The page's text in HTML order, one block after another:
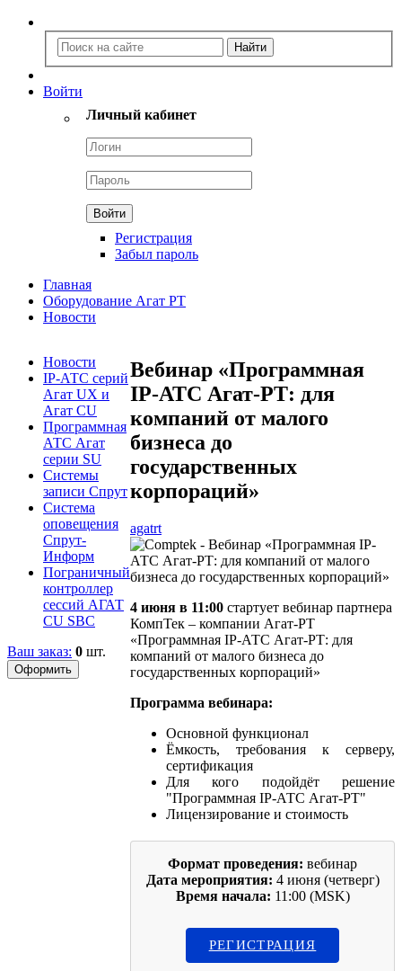
Войти
Личный кабинет
Регистрация
Забыл пароль
Главная
Оборудование Агат РТ
Новости
Новости
IP-АТС серий
Агат UX и
Агат CU
Программная
АТС Агат
серии SU
Системы
записи Спрут
Система
оповещения
Спрут-
Информ
Пограничный
контроллер
сессий AГАТ
CU SBC
Ваш заказ: 0 шт.
Вебинар «Программная
IP-АТС Агат-РТ: для
компаний от малого
бизнеса до
государственных
корпораций»
agatrt
4 июня в 11:00 стартует вебинар партнера
КомпТек – компании Агат-РТ
«Программная IP-АТС Агат-РТ: для
компаний от малого бизнеса до
государственных корпораций»
Программа вебинара:
Основной функционал
Ёмкость, требования к серверу,
сертификация
Для кого подойдёт решение
"Программная IP-АТС Агат-РТ"
Лицензирование и стоимость
Формат проведения: вебинар
Дата мероприятия: 4 июня (четверг)
Время начала: 11:00 (MSK)
РЕГИСТРАЦИЯ